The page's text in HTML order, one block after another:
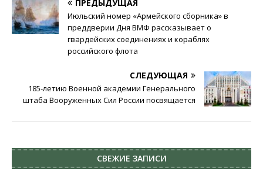
ПРЕДЫДУЩАЯ
Июльский номер «Армейского сборника» в
преддверии Дня ВМФ рассказывает о
гвардейских соединениях и кораблях
российского флота
СЛЕДУЮЩАЯ
185-летию Военной академии Генерального
штаба Вооруженных Сил России посвящается
СВЕЖИЕ ЗАПИСИ